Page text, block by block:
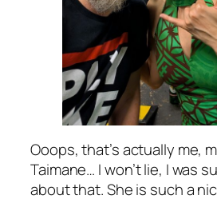
Ooops, that’s actually me,
Taimane… I won’t lie, I was
about that. She is such a